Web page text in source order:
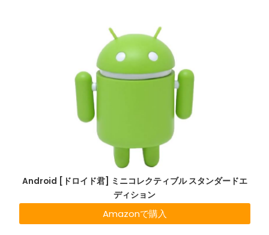
Android [ドロイド君] ミニコレクティブル スタンダードエ
ディション
Amazonで購入